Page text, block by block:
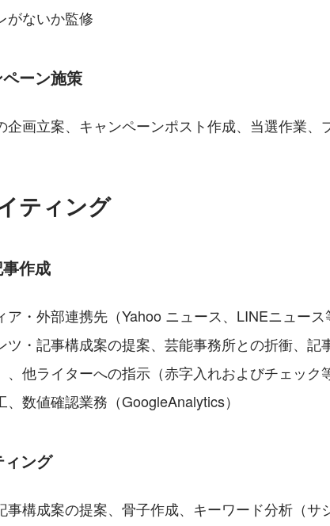
がないか監修
ペーン施策
企画立案、キャンペーンポスト作成、当選作業、
ティング
事作成
ア・外部連携先（Yahoo ニュース、LINEニュー
ツ・記事構成案の提案、芸能事務所との折衝、記
、他ライターへの指示（赤字入れおよびチェック
数値確認業務（GoogleAnalytics）
ィング
事構成案の提案、骨子作成、キーワード分析（サ